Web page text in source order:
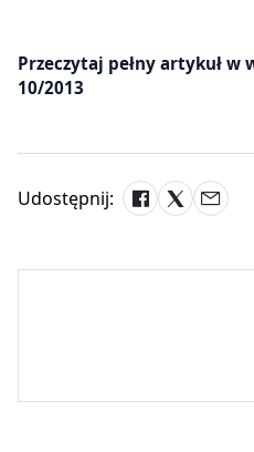
Przeczytaj pełny artykuł w
10/2013
Udostępnij: